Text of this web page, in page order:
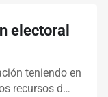
electoral
teniendo en
recursos d…